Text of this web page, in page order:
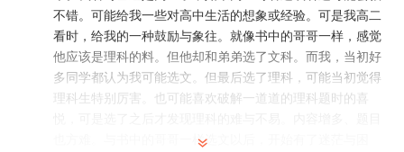
不错。可能给我一些对高中生活的想象或经验。可是我高二
看时，给我的一种鼓励与象往。就像书中的哥哥一样，感觉
他应该是理科的料。但他却和弟弟选了文科。而我，当初好
多同学都认为我可能选文。但最后选了理科，可能当初觉得
理科生特别厉害。也可能喜欢破解一道道的理科题时的喜
也方难。与书中的哥哥一样选文以后，开始有了迷茫与困